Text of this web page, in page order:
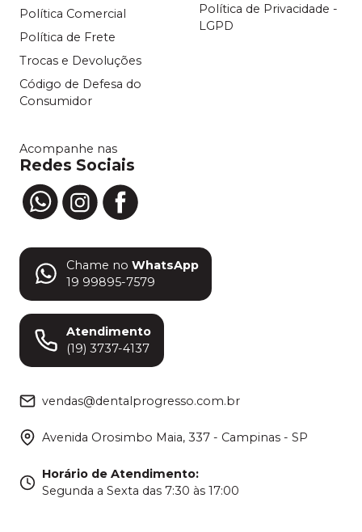
Política Comercial
Política de Frete
Trocas e Devoluções
Código de Defesa do
Consumidor
Política de Privacidade -
LGPD
Acompanhe nas
Redes Sociais
Chame no WhatsApp
19 99895-7579
Atendimento
(19) 3737-4137
vendas@dentalprogresso.com.br
Avenida Orosimbo Maia, 337 - Campinas - SP
Horário de Atendimento:
Segunda a Sexta das 7:30 às 17:00